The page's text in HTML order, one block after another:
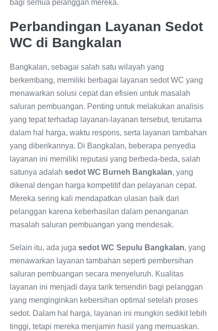
bagi semua pelanggan mereka.
Perbandingan Layanan Sedot
WC di Bangkalan
Bangkalan, sebagai salah satu wilayah yang
berkembang, memiliki berbagai layanan sedot WC yang
menawarkan solusi cepat dan efisien untuk masalah
saluran pembuangan. Penting untuk melakukan analisis
yang tepat terhadap layanan-layanan tersebut, terutama
dalam hal harga, waktu respons, serta layanan tambahan
yang diberikannya. Di Bangkalan, beberapa penyedia
layanan ini memiliki reputasi yang berbeda-beda, salah
satunya adalah sedot WC Burneh Bangkalan, yang
dikenal dengan harga kompetitif dan pelayanan cepat.
Mereka sering kali mendapatkan ulasan baik dari
pelanggan karena keberhasilan dalam penanganan
masalah saluran pembuangan yang mendesak.
Selain itu, ada juga sedot WC Sepulu Bangkalan, yang
menawarkan layanan tambahan seperti pembersihan
saluran pembuangan secara menyeluruh. Kualitas
layanan ini menjadi daya tarik tersendiri bagi pelanggan
yang menginginkan kebersihan optimal setelah proses
sedot. Dalam hal harga, layanan ini mungkin sedikit lebih
tinggi, tetapi mereka menjamin hasil yang memuaskan.